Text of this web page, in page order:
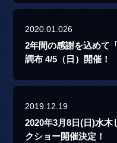
2020.01.026
2年間の感謝を込めて
調布 4/5（日）開催！
2019.12.19
2020年3月8日(日)水
クショー開催決定！